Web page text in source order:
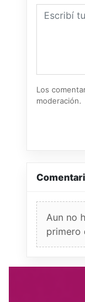
Los
moderación.
Aun no
primero